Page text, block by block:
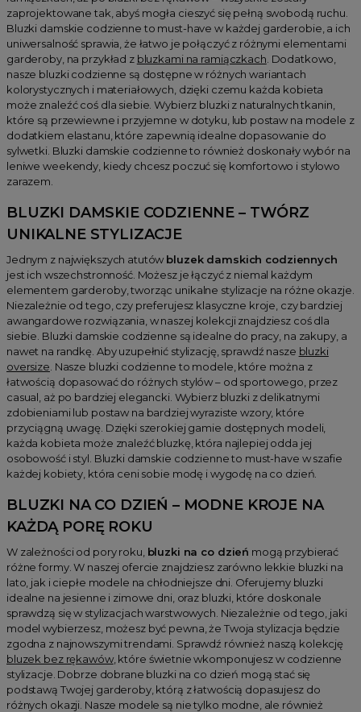
zaprojektowane tak, abyś mogła cieszyć się pełną swobodą ruchu.
Bluzki damskie codzienne to must-have w każdej garderobie, a ich
uniwersalność sprawia, że łatwo je połączyć z różnymi elementami
garderoby, na przykład z bluzkami na ramiączkach . Dodatkowo,
nasze bluzki codzienne są dostępne w różnych wariantach
kolorystycznych i materiałowych, dzięki czemu każda kobieta
może znaleźć coś dla siebie. Wybierz bluzki z naturalnych tkanin,
które są przewiewne i przyjemne w dotyku, lub postaw na modele z
dodatkiem elastanu, które zapewnią idealne dopasowanie do
sylwetki. Bluzki damskie codzienne to również doskonały wybór na
leniwe weekendy, kiedy chcesz poczuć się komfortowo i stylowo
zarazem.
BLUZKI DAMSKIE CODZIENNE – TWÓRZ
UNIKALNE STYLIZACJE
Jednym z największych atutów bluzek damskich codziennych
jest ich wszechstronność. Możesz je łączyć z niemal każdym
elementem garderoby, tworząc unikalne stylizacje na różne okazje.
Niezależnie od tego, czy preferujesz klasyczne kroje, czy bardziej
awangardowe rozwiązania, w naszej kolekcji znajdziesz coś dla
siebie. Bluzki damskie codzienne są idealne do pracy, na zakupy, a
nawet na randkę. Aby uzupełnić stylizację, sprawdź nasze bluzki
oversize . Nasze bluzki codzienne to modele, które można z
łatwością dopasować do różnych stylów – od sportowego, przez
casual, aż po bardziej elegancki. Wybierz bluzki z delikatnymi
zdobieniami lub postaw na bardziej wyraziste wzory, które
przyciągną uwagę. Dzięki szerokiej gamie dostępnych modeli,
każda kobieta może znaleźć bluzkę, która najlepiej odda jej
osobowość i styl. Bluzki damskie codzienne to must-have w szafie
każdej kobiety, która ceni sobie modę i wygodę na co dzień.
BLUZKI NA CO DZIEŃ – MODNE KROJE NA
KAŻDĄ PORĘ ROKU
W zależności od pory roku, bluzki na co dzień mogą przybierać
różne formy. W naszej ofercie znajdziesz zarówno lekkie bluzki na
lato, jak i ciepłe modele na chłodniejsze dni. Oferujemy bluzki
idealne na jesienne i zimowe dni, oraz bluzki, które doskonale
sprawdzą się w stylizacjach warstwowych. Niezależnie od tego, jaki
model wybierzesz, możesz być pewna, że Twoja stylizacja będzie
zgodna z najnowszymi trendami. Sprawdź również naszą kolekcję
bluzek bez rękawów, które świetnie wkomponujesz w codzienne
stylizacje. Dobrze dobrane bluzki na co dzień mogą stać się
podstawą Twojej garderoby, którą z łatwością dopasujesz do
różnych okazji. Nasze modele są nie tylko modne, ale również